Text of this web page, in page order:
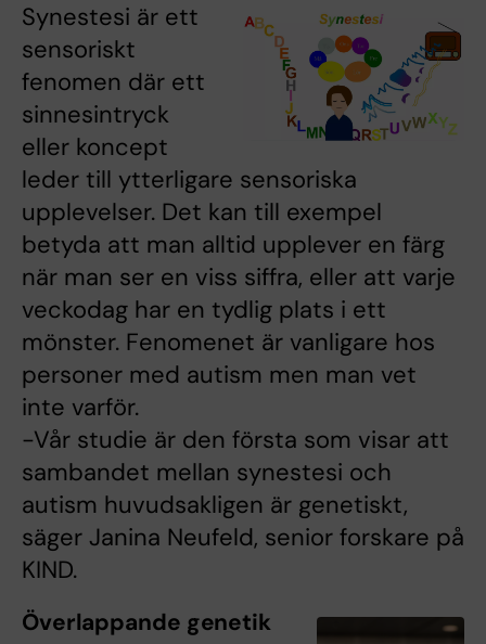
Synestesi är ett
sensoriskt
fenomen där ett
sinnesintryck
eller koncept
leder till ytterligare sensoriska
upplevelser. Det kan till exempel
betyda att man alltid upplever en färg
när man ser en viss siffra, eller att varje
veckodag har en tydlig plats i ett
mönster. Fenomenet är vanligare hos
personer med autism men man vet
inte varför.
-Vår studie är den första som visar att
sambandet mellan synestesi och
autism huvudsakligen är genetiskt,
säger Janina Neufeld, senior forskare på
KIND.
Överlappande genetik